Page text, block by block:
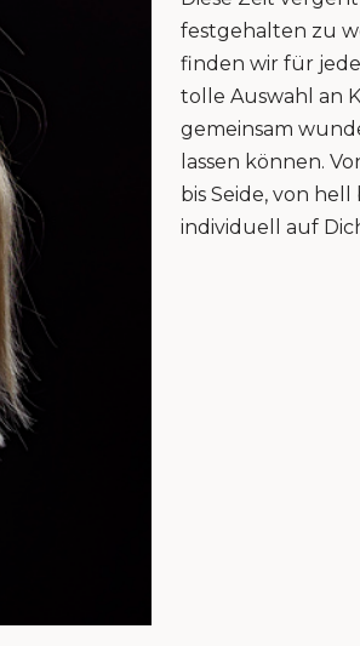
festgehalten zu
finden wir für
tolle Auswahl an
gemeinsam
lassen können.
bis Seide, von
individuell auf